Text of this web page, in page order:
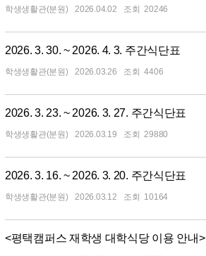
학생생활관(분원) 2026.04.02 20246
2026. 3. 30. ~ 2026. 4. 3. 주간식단표
학생생활관(분원) 2026.03.26 4406
2026. 3. 23. ~ 2026. 3. 27. 주간식단표
학생생활관(분원) 2026.03.19 29880
2026. 3. 16. ~ 2026. 3. 20. 주간식단표
학생생활관(분원) 2026.03.12 10164
<평택캠퍼스 재학생 대학식당 이용 안내>